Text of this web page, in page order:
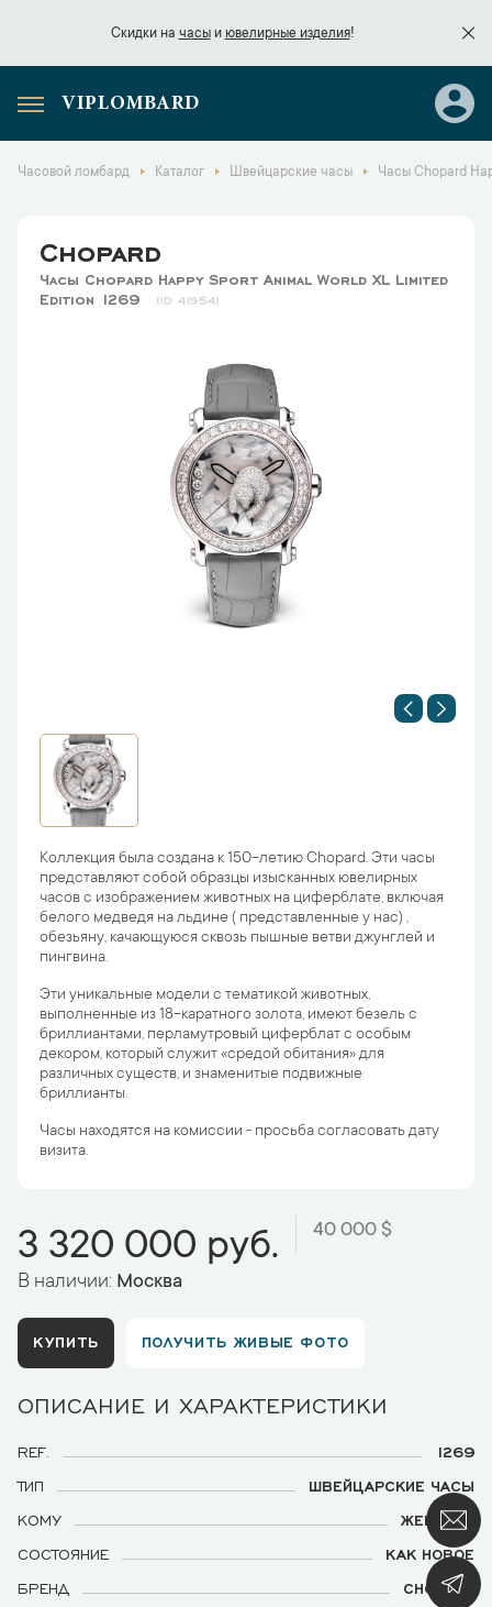
Скидки на часыи ювелирные изделия!
Скидки начасы
VIPLOMBARD
Часовой ломбард Каталог Швейцарские часы Часы Chopard
Chopard
Часы Chopard Happy Sport Animal World XL Limited
Edition 1269
41954
Коллекция была создана к 150-летию Chopard. Эти часы
представляют собой образцы изысканных ювелирных
часов с изображением животных на циферблате, включая
белого медведя на льдине ( представленные у нас) ,
обезьяну, качающуюся сквозь пышные ветви джунглей и
пингвина.
Эти уникальные модели с тематикой животных,
выполненные из 18-каратного золота, имеют безель с
бриллиантами, перламутровый циферблат с особым
декором, который служит «средой обитания» для
различных существ, и знаменитые подвижные
бриллианты.
Часы находятся на комиссии - просьба согласовать дату
визита.
3 320 000 руб. 40 000 $
В наличии: Москва
КУПИТЬ ПОЛУЧИТЬ ЖИВЫЕ ФОТО
ОПИСАНИЕ И ХАРАКТЕРИСТИКИ
REF.
1269
ТИП
ШВЕЙЦАРСКИЕ ЧАСЫ
КОМУ
ЖЕНСКИЕ
СОСТОЯНИЕ
КАК НОВОЕ
БРЕНД
CHOPARD